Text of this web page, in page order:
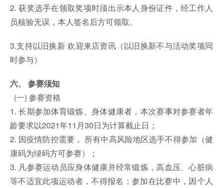
2. 获奖选手在领取奖项时须出示本人身份证件，经工作人
员核验无误，本人签名后方可领取。
3.支持以旧换新 欢迎来店资讯（以旧换新不与活动奖项同
时参与）
六、 参赛须知
(一) 参赛资格
1. 长期参加体育锻炼、身体健康者，本次赛事对参赛者年
龄要求以2021年11月30日为计算截止日；
2. 因疫情防控需要， 所有中高风险地区选手不得参加（健
康码为绿码方可参赛）；
3. 凡参赛运动员应身体健康并经常锻炼，高血压、心脏病
等不适宜此项运动者，不得报名；参加在比赛中，因个人